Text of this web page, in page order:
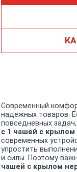
Современный
надежных товаров.
повседневных
с 1 чашей c
современных
упростить
и силы. Поэтому
чашей c крылом